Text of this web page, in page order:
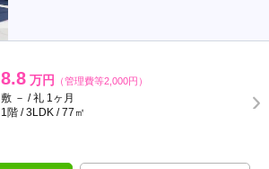
8.8 万円 （管理費等2,000円）
敷 － / 礼 1ヶ月
1階 / 3LDK / 77㎡